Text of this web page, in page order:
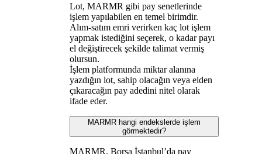
Lot, MARMR gibi pay senetlerinde
işlem yapılabilen en temel birimdir.
Alım-satım emri verirken kaç lot işlem
yapmak istediğini seçerek, o kadar payı
el değiştirecek şekilde talimat vermiş
olursun.
İşlem platformunda miktar alanına
yazdığın lot, sahip olacağın veya elden
çıkaracağın pay adedini nitel olarak
ifade eder.
MARMR hangi endekslerde işlem
görmektedir?
MARMR, Borsa İstanbul’da pay